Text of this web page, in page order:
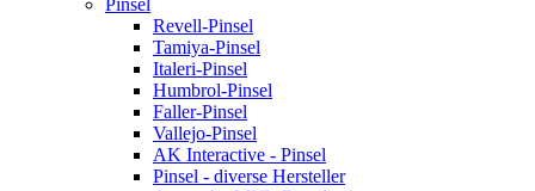
Pinsel
Revell-Pinsel
Tamiya-Pinsel
Italeri-Pinsel
Humbrol-Pinsel
Faller-Pinsel
Vallejo-Pinsel
AK Interactive - Pinsel
Pinsel - diverse Hersteller